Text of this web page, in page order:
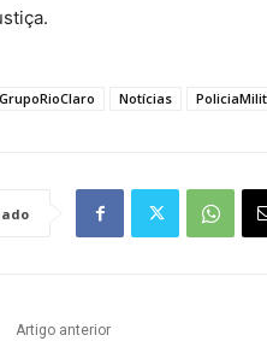
GrupoRioClaro Notícias
Artigo anterior